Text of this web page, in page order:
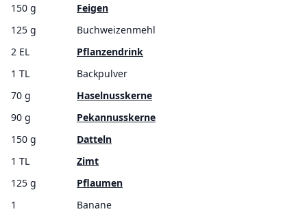
150 g
Feigen
125 g
Buchweizenmehl
2 EL
Pflanzendrink
1 TL
Backpulver
70 g
Haselnusskerne
90 g
Pekannusskerne
150 g
Datteln
1 TL
Zimt
125 g
Pflaumen
1
Banane